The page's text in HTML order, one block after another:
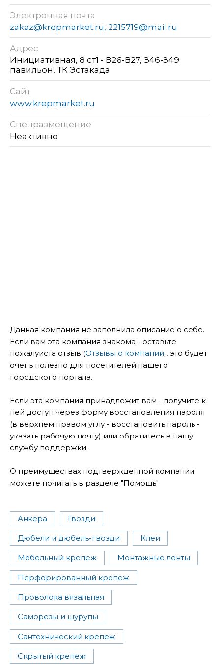
Электронная почта
zakaz@krepmarket.ru, 2215719@mail.ru
Адрес
Инициативная, 8 ст1 - В26-В27, З46-З49
павильон, ТК Эстакада
Сайт
www.krepmarket.ru
Спецразмещение
Неактивно
Данная компания не заполнила описание о себе.
Если вам эта компания знакома - оставьте
пожалуйста отзыв (Отзывы о компании), это будет
очень полезно для посетителей нашего
городского портала.
Если эта компания принадлежит вам - получите к
ней доступ через форму восстановления пароля
(в верхнем правом углу - восстановить пароль -
указать рабочую почту) или обратитесь в нашу
службу поддержки.
О преимуществах подтвержденной компании
можете почитать в разделе "Помощь".
Анкера Гвозди
Дюбели и дюбель-гвозди Клеи
Мебельный крепеж Монтажные ленты
Перфорированный крепеж
Проволока вязальная
Саморезы и шурупы
Сантехнический крепеж
Скрытый крепеж